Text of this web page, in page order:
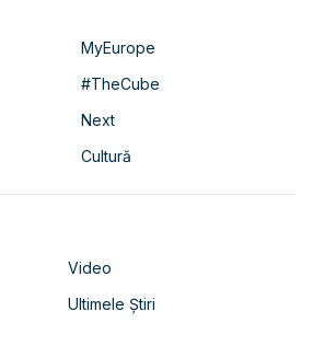
MyEurope
#TheCube
Next
Cultură
Video
Ultimele Știri